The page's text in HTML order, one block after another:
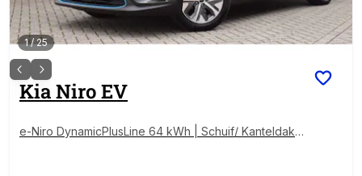
1/25
KiaNiro EV
e-Niro DynamicPlusLine 64 kWh | Schuif/ Kanteldak |